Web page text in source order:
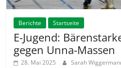
Berichte Startseite
E-Jugend:
gegen Unna-Massen
28. Mai 2025 Sarah